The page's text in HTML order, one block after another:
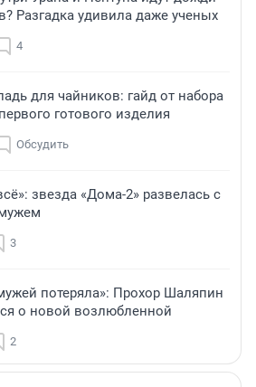
Разгадка удивила даже ученых
4
для чайников: гайд от набора
готового изделия
Обсудить
звезда «Дома-2» развелась с
3
потеряла»: Прохор Шаляпин
о новой возлюбленной
2